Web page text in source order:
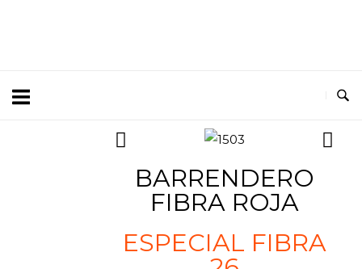
BARRENDERO
FIBRA ROJA
ESPECIAL FIBRA